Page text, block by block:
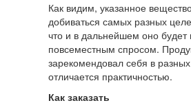
Как видим, указанное
добиваться самых разных
что и в дальнейшем оно будет
повсеместным спросом.
зарекомендовал себя в
отличается практичностью.
Как заказать